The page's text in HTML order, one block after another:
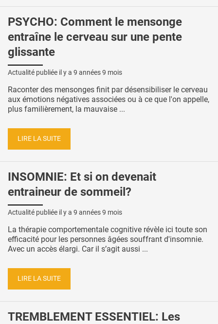
PSYCHO: Comment le mensonge
entraîne le cerveau sur une pente
glissante
Actualité publiée il y a 9 années 9 mois
Raconter des mensonges finit par désensibiliser le cerveau
aux émotions négatives associées ou à ce que l'on appelle,
plus familièrement, la mauvaise ...
LIRE LA SUITE
INSOMNIE: Et si on devenait
entraineur de sommeil?
Actualité publiée il y a 9 années 9 mois
La thérapie comportementale cognitive révèle ici toute son
efficacité pour les personnes âgées souffrant d'insomnie.
Avec un accès élargi. Car il s’agit aussi ...
LIRE LA SUITE
TREMBLEMENT ESSENTIEL: Les